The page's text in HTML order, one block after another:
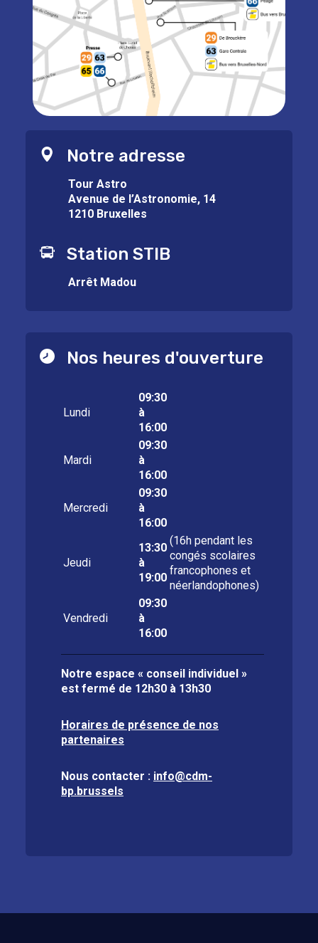
Notre adresse
Tour Astro
Avenue de l’Astronomie, 14
1210 Bruxelles
Station STIB
Arrêt Madou
Nos heures d'ouverture
Lundi
09:30
à
16:00
Mardi
09:30
à
16:00
Mercredi
09:30
à
16:00
Jeudi
13:30
à
19:00
(16h pendant les
congés scolaires
francophones et
néerlandophones)
Vendredi
09:30
à
16:00
Notre espace « conseil individuel »
est fermé de 12h30 à 13h30
Horaires de présence de nos
partenaires
Nous contacter : info@cdm-
bp.brussels